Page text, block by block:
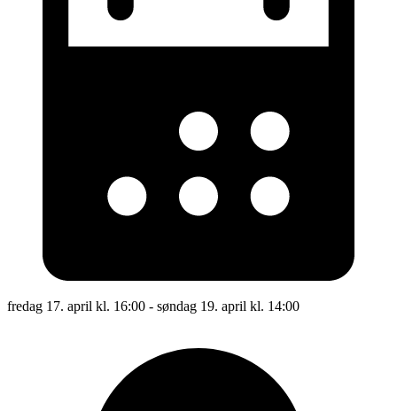
fredag 17. april kl. 16:00 - søndag 19. april kl. 14:00